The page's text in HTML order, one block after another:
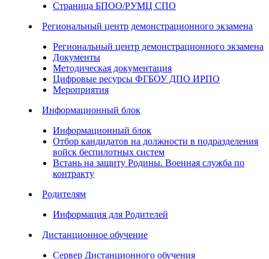
Страница БПОО/РУМЦ СПО
Региональный центр демонстрационного экзамена
Региональный центр демонстрационного экзамена
Документы
Методическая документация
Цифровые ресурсы ФГБОУ ДПО ИРПО
Мероприятия
Информационный блок
Информационный блок
Отбор кандидатов на должности в подразделения
войск беспилотных систем
Встань на защиту Родины. Военная служба по
контракту
Родителям
Информация для Родителей
Дистанционное обучение
Сервер Дистанционного обучения